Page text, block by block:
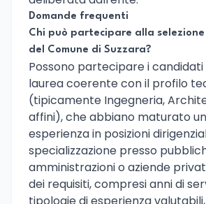
Domande frequenti
Chi può partecipare alla
del Comune di Suzzara?
Possono partecipare i candidati
laurea coerente con il profilo
(tipicamente Ingegneria,
affini), che abbiano maturato
esperienza in posizioni
specializzazione presso
amministrazioni o aziende
dei requisiti, compresi anni di